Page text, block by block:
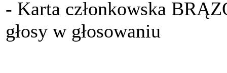
- Karta członkowska
głosy w głosowaniu